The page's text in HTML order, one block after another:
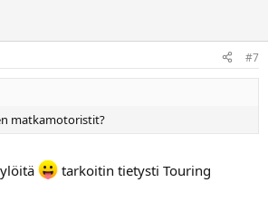
#7
matkamotoristit?
tarkoitin tietysti Touring